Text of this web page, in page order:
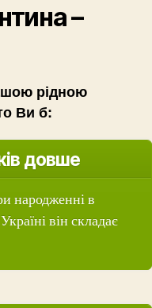
–
рідною
Ви б:
довше
народженні в
він складає